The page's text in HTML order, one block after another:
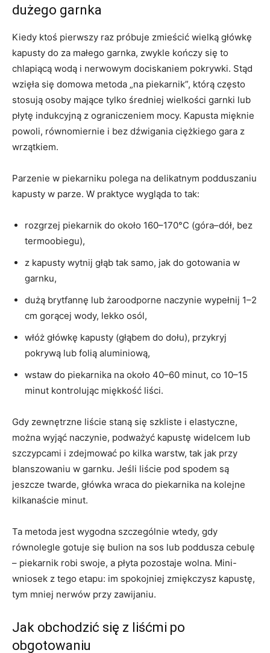
dużego garnka
Kiedy ktoś pierwszy raz próbuje zmieścić wielką główkę
kapusty do za małego garnka, zwykle kończy się to
chlapiącą wodą i nerwowym dociskaniem pokrywki. Stąd
wzięła się domowa metoda „na piekarnik”, którą często
stosują osoby mające tylko średniej wielkości garnki lub
płytę indukcyjną z ograniczeniem mocy. Kapusta mięknie
powoli, równomiernie i bez dźwigania ciężkiego gara z
wrzątkiem.
Parzenie w piekarniku polega na delikatnym podduszaniu
kapusty w parze. W praktyce wygląda to tak:
rozgrzej piekarnik do około 160–170°C (góra–dół, bez
termoobiegu),
z kapusty wytnij głąb tak samo, jak do gotowania w
garnku,
dużą brytfannę lub żaroodporne naczynie wypełnij 1–2
cm gorącej wody, lekko osól,
włóż główkę kapusty (głąbem do dołu), przykryj
pokrywą lub folią aluminiową,
wstaw do piekarnika na około 40–60 minut, co 10–15
minut kontrolując miękkość liści.
Gdy zewnętrzne liście staną się szkliste i elastyczne,
można wyjąć naczynie, podważyć kapustę widelcem lub
szczypcami i zdejmować po kilka warstw, tak jak przy
blanszowaniu w garnku. Jeśli liście pod spodem są
jeszcze twarde, główka wraca do piekarnika na kolejne
kilkanaście minut.
Ta metoda jest wygodna szczególnie wtedy, gdy
równolegle gotuje się bulion na sos lub poddusza cebulę
– piekarnik robi swoje, a płyta pozostaje wolna. Mini-
wniosek z tego etapu: im spokojniej zmiękczysz kapustę,
tym mniej nerwów przy zawijaniu.
Jak obchodzić się z liśćmi po
obgotowaniu